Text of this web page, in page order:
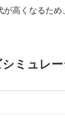
高くなるた
ミュレ